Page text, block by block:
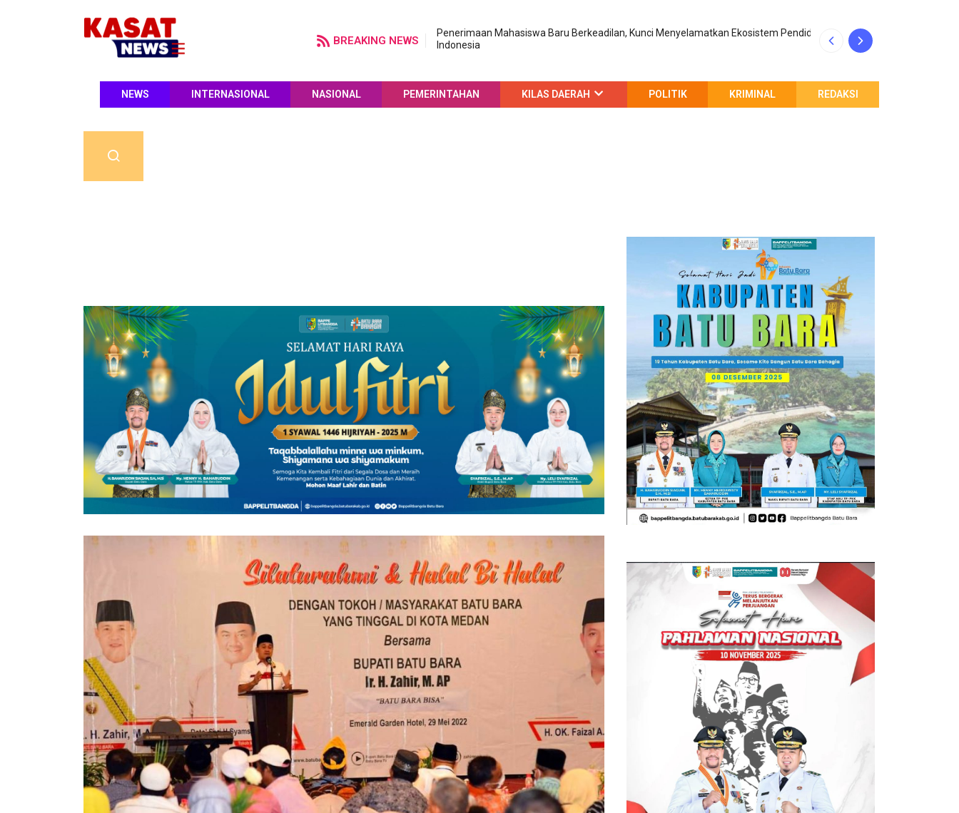
BREAKING NEWS
Penerimaan Mahasiswa Baru Berkeadilan, Kunci Menyelamatkan Ekosistem Pendidikan Tinggi
Indonesia
NEWS INTERNASIONAL NASIONAL PEMERINTAHAN KILAS DAERAH POLITIK KRIMINAL REDAKSI